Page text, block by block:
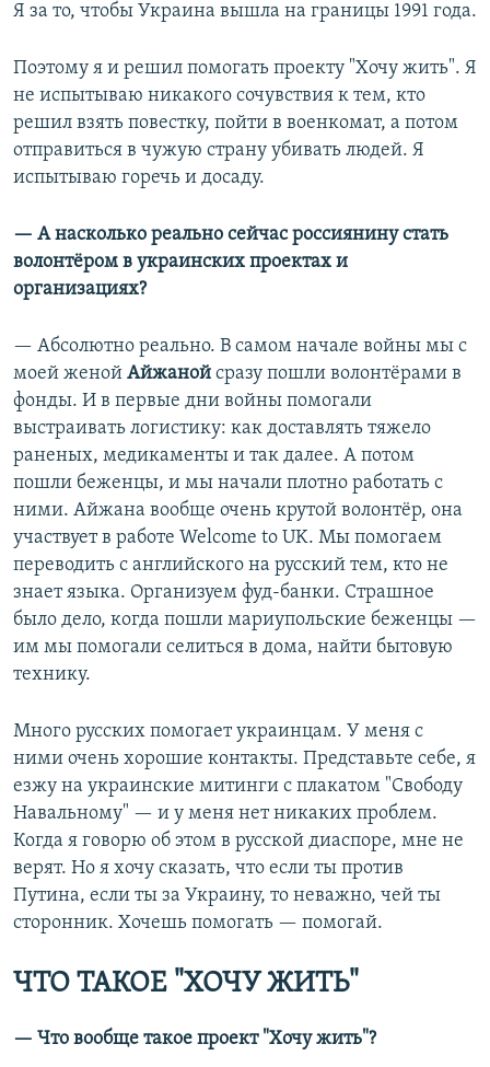
Я за то, чтобы Украина вышла на границы 1991 года.
Поэтому я и решил помогать проекту "Хочу жить". Я
не испытываю никакого сочувствия к тем, кто
решил взять повестку, пойти в военкомат, а потом
отправиться в чужую страну убивать людей. Я
испытываю горечь и досаду.
— А насколько реально сейчас россиянину стать
волонтёром в украинских проектах и
организациях?
— Абсолютно реально. В самом начале войны мы с
моей женой Айжаной сразу пошли волонтёрами в
фонды. И в первые дни войны помогали
выстраивать логистику: как доставлять тяжело
раненых, медикаменты и так далее. А потом
пошли беженцы, и мы начали плотно работать с
ними. Айжана вообще очень крутой волонтёр, она
участвует в работе Welcome to UK. Мы помогаем
переводить с английского на русский тем, кто не
знает языка. Организуем фуд-банки. Страшное
было дело, когда пошли мариупольские беженцы —
им мы помогали селиться в дома, найти бытовую
технику.
Много русских помогает украинцам. У меня с
ними очень хорошие контакты. Представьте себе, я
езжу на украинские митинги с плакатом "Свободу
Навальному" — и у меня нет никаких проблем.
Когда я говорю об этом в русской диаспоре, мне не
верят. Но я хочу сказать, что если ты против
Путина, если ты за Украину, то неважно, чей ты
сторонник. Хочешь помогать — помогай.
ЧТО ТАКОЕ "ХОЧУ ЖИТЬ"
— Что вообще такое проект "Хочу жить"?